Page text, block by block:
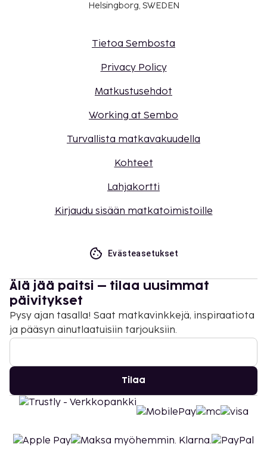
Helsingborg, SWEDEN
Tietoa Sembosta
Privacy Policy
Matkustusehdot
Working at Sembo
Turvallista matkavakuudella
Kohteet
Lahjakortti
Kirjaudu sisään matkatoimistoille
Evästeasetukset
Älä jää paitsi – tilaa uusimmat
päivitykset
Pysy ajan tasalla! Saat matkavinkkejä, inspiraatiota
ja pääsyn ainutlaatuisiin tarjouksiin.
Tilaa